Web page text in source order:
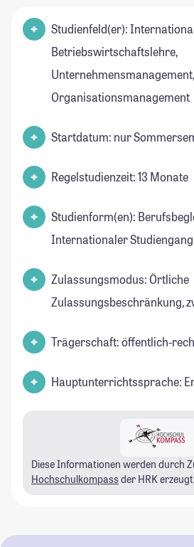
Studienfeld(er):
Betriebswirtschaftslehre,
Unternehmensmanagement,
Organisationsmanagement
Startdatum: nur
Regelstudienzeit: 13 Monate
Studienform(en):
Internationaler Studiengang
Zulassungsmodus: Örtliche
Zulassungsbeschränkung,
Trägerschaft: öffentlich-
Hauptunterrichtssprache:
Diese Informationen werden durch
Hochschulkompass der HRK